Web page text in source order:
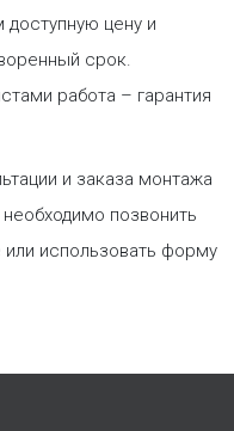
цену и
срок.
работа – гарантия
и заказа монтажа
позвонить
или использовать форму